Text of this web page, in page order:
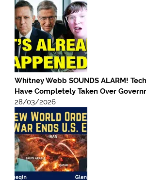
Whitney Webb SOUNDS ALARM!
Have Completely Taken Over
28/03/2026